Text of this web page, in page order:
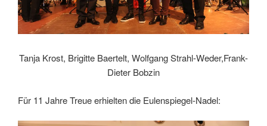
Tanja Krost, Brigitte Baertelt, Wolfgang Strahl-Weder,Frank-
Dieter Bobzin
Für 11 Jahre Treue erhielten die Eulenspiegel-Nadel: